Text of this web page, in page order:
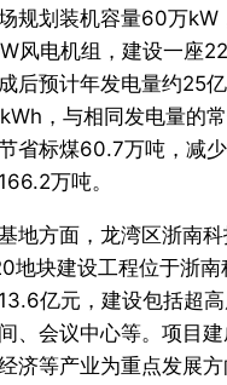
规划装机容量60万
风电机组，建设一座
后预计年发电量约25
，与相同发电量的
省标煤60.7万吨，减
万吨。
地方面，龙湾区浙南
块建设工程位于浙南
亿元，建设包括超
、会议中心等。项目
济等产业为重点发展